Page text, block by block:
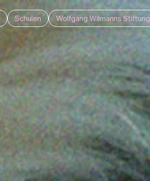
Schulen Wolfgang Wilmanns Stiftung